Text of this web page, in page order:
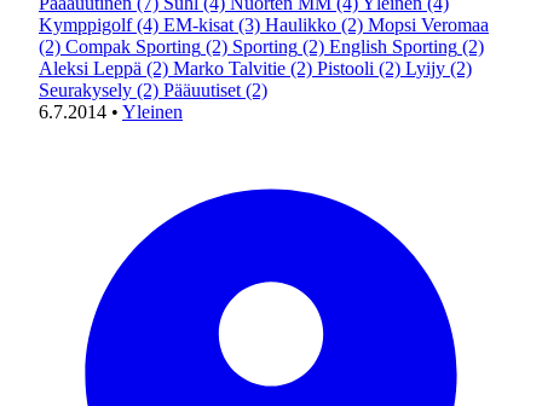
Kymppigolf (4) EM-kisat (3) Haulikko (2) Mopsi Veromaa
(2) Compak Sporting (2) Sporting (2) English Sporting (2)
Aleksi Leppä (2) Marko Talvitie (2) Pistooli (2) Lyijy (2)
Seurakysely (2) Pääuutiset (2)
6.7.2014 • Yleinen